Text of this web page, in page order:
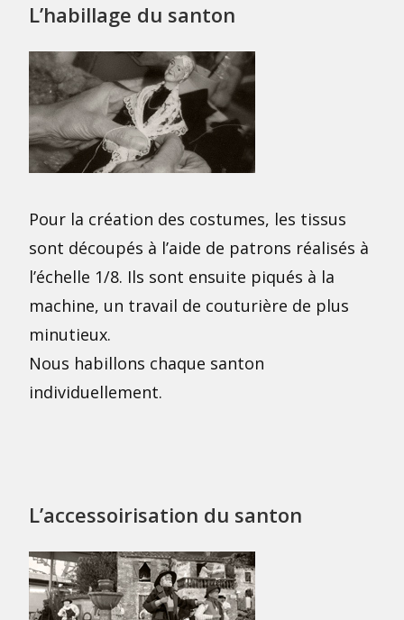
L’habillage du santon
Pour la création des costumes, les tissus
sont découpés à l’aide de patrons réalisés à
l’échelle 1/8. Ils sont ensuite piqués à la
machine, un travail de couturière de plus
minutieux.
Nous habillons chaque santon
individuellement.
L’accessoirisation du santon